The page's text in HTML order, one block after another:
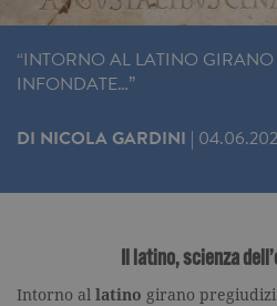
“INTORNO AL LATINO
INFONDATE…”
DI NICOLA GARDINI |
Il latino, scienza
Intorno al latino girano